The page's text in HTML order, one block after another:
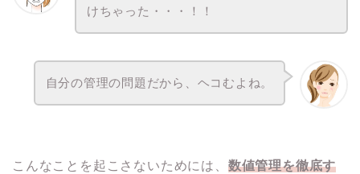
けちゃった・・・！！
自分の管理の問題だから、ヘコむよね。
こんなことを起こさないためには、 数値管理を徹底す